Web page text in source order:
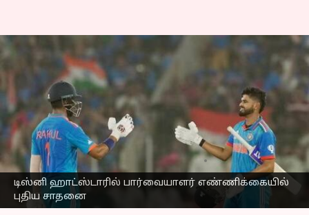
டிஸ்னி ஹாட்ஸ்டாரில் பார்வையாளர் எண்ணிக்கையில்
புதிய சாதனை
INDvsPAK : டிஸ்னி
ஹாட்ஸ்டாரில்
பார்வையாளர்
எண்ணிக்கையில் புதிய
சாதனை
எழுதியவர் Sekar Chinnappan Oct 15, 2023 05:09 pm
செய்தி முன்னோட்டம்